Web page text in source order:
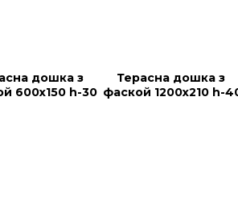
дошка з
600х150 h-30
Терасна дошка з
фаской 1200х210 h-